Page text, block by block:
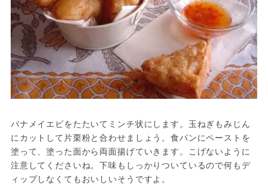
バナメイエビをたたいてミンチ状にします。玉ねぎもみじん
にカットして片栗粉と合わせましょう。食パンにペーストを
塗って、塗った面から両面揚げていきます。こげないように
注意してくださいね。下味もしっかりついているので何もデ
ィップしなくてもおいしいそうですよ。